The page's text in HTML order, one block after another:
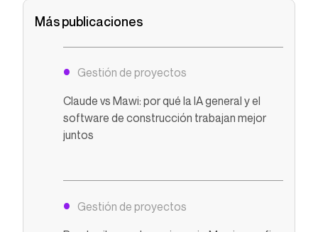
Más publicaciones
Gestión de proyectos
Claude vs Mawi: por qué la IA general y el
software de construcción trabajan mejor
juntos
Gestión de proyectos